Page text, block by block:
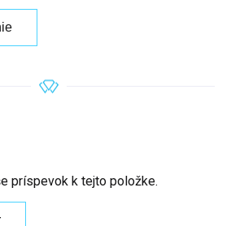
príspevok k tejto položke.